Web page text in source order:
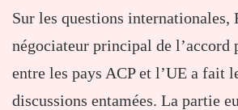
Sur les questions internationales,
négociateur principal de l’accord
entre les pays ACP et l’UE a fait
discussions entamées. La partie